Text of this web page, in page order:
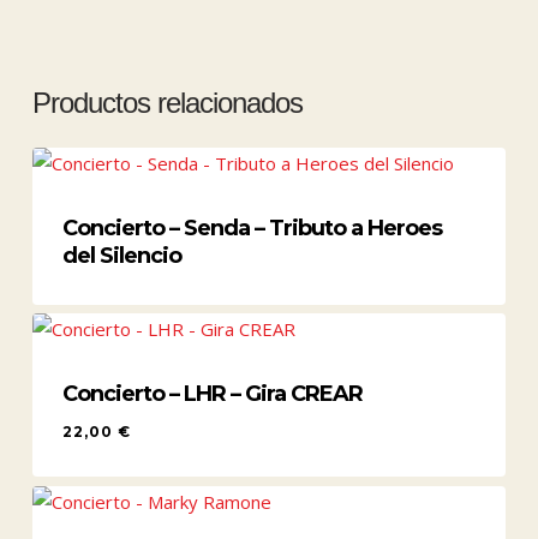
Productos relacionados
Concierto – Senda – Tributo a Heroes
del Silencio
Concierto – LHR – Gira CREAR
22,00 €